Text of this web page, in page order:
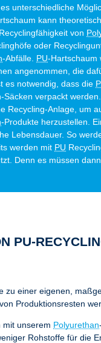
unterschiedliche
kann
von
oder
-Abfälle. PU-Hartschaum
angenommen, die
es notwendig, dass die
Säcken verpackt
Recycling-Anlage, um
-Produkte herzustellen.
Lebensdauer. So
werden mit PU
Denn es müssen
PU-
zu einer eigenen,
Produktionsresten
mit unserem Polyurethan
Rohstoffe für die